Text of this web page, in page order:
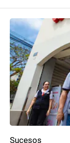
Sucesos